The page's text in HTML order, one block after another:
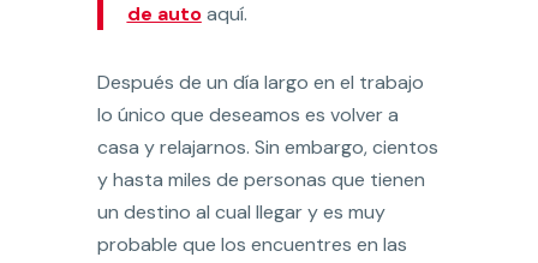
de autoaquí.
Después de un día largo en el trabajo
lo único que deseamos es volver a
casa y relajarnos. Sin embargo, cientos
y hasta miles de personas que tienen
un destino al cual llegar y es muy
probable que los encuentres en las